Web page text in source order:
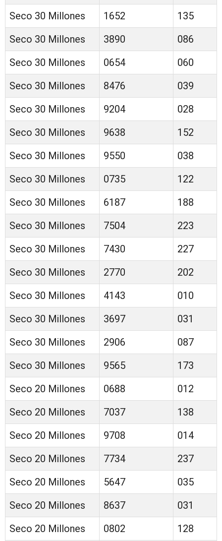
Seco 30 Millones
1652
135
Seco 30 Millones
3890
086
Seco 30 Millones
0654
060
Seco 30 Millones
8476
039
Seco 30 Millones
9204
028
Seco 30 Millones
9638
152
Seco 30 Millones
9550
038
Seco 30 Millones
0735
122
Seco 30 Millones
6187
188
Seco 30 Millones
7504
223
Seco 30 Millones
7430
227
Seco 30 Millones
2770
202
Seco 30 Millones
4143
010
Seco 30 Millones
3697
031
Seco 30 Millones
2906
087
Seco 30 Millones
9565
173
Seco 20 Millones
0688
012
Seco 20 Millones
7037
138
Seco 20 Millones
9708
014
Seco 20 Millones
7734
237
Seco 20 Millones
5647
035
Seco 20 Millones
8637
031
Seco 20 Millones
0802 128